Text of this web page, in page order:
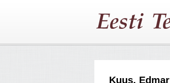
Kuus, Edmar